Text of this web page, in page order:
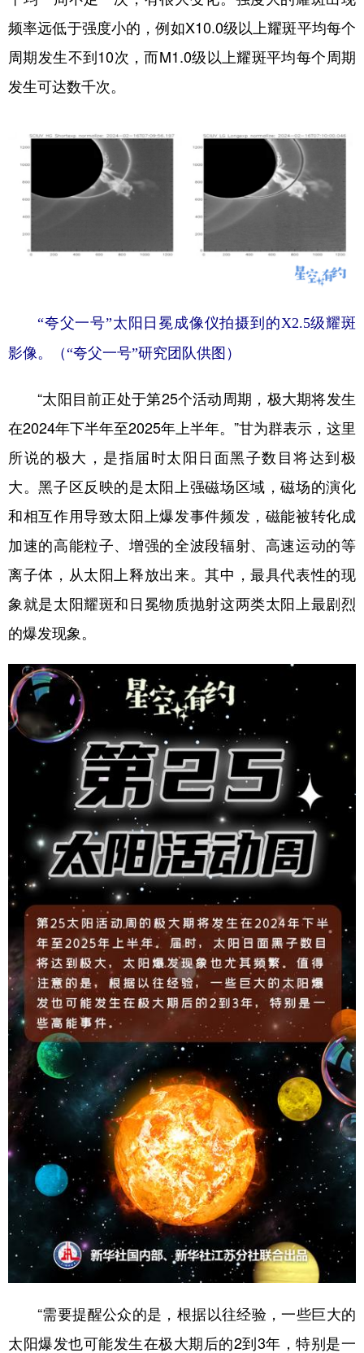
频率远低于强度小的，例如X10.0级以上耀斑平均每个
周期发生不到10次，而M1.0级以上耀斑平均每个周期
发生可达数千次。
“夸父一号”太阳日冕成像仪拍摄到的X2.5级耀斑
影像。（“夸父一号”研究团队供图）
“太阳目前正处于第25个活动周期，极大期将发生
在2024年下半年至2025年上半年。”甘为群表示，这里
所说的极大，是指届时太阳日面黑子数目将达到极
大。黑子区反映的是太阳上强磁场区域，磁场的演化
和相互作用导致太阳上爆发事件频发，磁能被转化成
加速的高能粒子、增强的全波段辐射、高速运动的等
离子体，从太阳上释放出来。其中，最具代表性的现
象就是太阳耀斑和日冕物质抛射这两类太阳上最剧烈
的爆发现象。
“需要提醒公众的是，根据以往经验，一些巨大的
太阳爆发也可能发生在极大期后的2到3年，特别是一